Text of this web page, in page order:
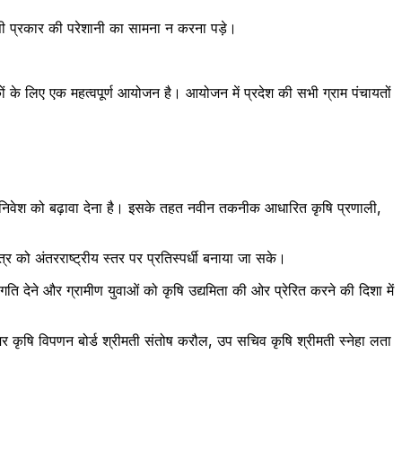
की परेशानी का सामना न करना पड़े।
के लिए एक महत्वपूर्ण आयोजन है। आयोजन में प्रदेश की सभी ग्राम पंचायतों
को बढ़ावा देना है। इसके तहत नवीन तकनीक आधारित कृषि प्रणाली,
अंतरराष्ट्रीय स्तर पर प्रतिस्पर्धी बनाया जा सके।
देने और ग्रामीण युवाओं को कृषि उद्यमिता की ओर प्रेरित करने की दिशा में
विपणन बोर्ड श्रीमती संतोष करौल, उप सचिव कृषि श्रीमती स्नेहा लता